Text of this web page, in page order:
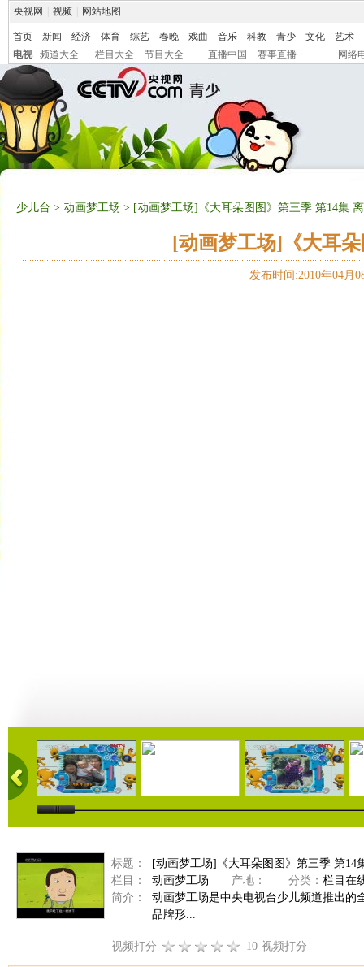
央视网 视频 网站地图
首页 新闻 经济 体育 综艺 春晚 戏曲 音乐 科教 青少 文化
艺术
电视
频道大全 栏目大全 节目大全 直播中国 赛事直播 网络
少儿台 > 动画梦工场 > [动画梦工场]《大耳朵图图》第三季 第14集
[动画梦工场]《大耳
发布时间:2010年04月
02:44 02:50 02:48
标题：
[动画梦工场]《大耳朵图图》第三季 第14
栏目：
动画梦工场 产地： 分类： 栏目在
简介：
动画梦工场是中央电视台少儿频道推出的
品牌形...
视频打分 10 视频打分